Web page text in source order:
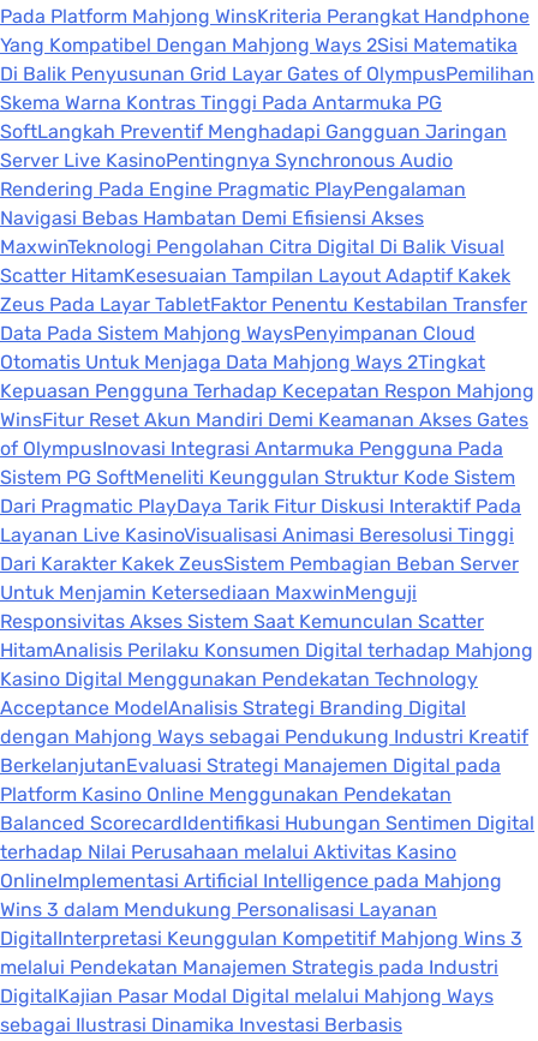
Pada Platform Mahjong WinsKriteria Perangkat Handphone
Yang Kompatibel Dengan Mahjong Ways 2Sisi Matematika
Di Balik Penyusunan Grid Layar Gates of OlympusPemilihan
Skema Warna Kontras Tinggi Pada Antarmuka PG
SoftLangkah Preventif Menghadapi Gangguan Jaringan
Server Live KasinoPentingnya Synchronous Audio
Rendering Pada Engine Pragmatic PlayPengalaman
Navigasi Bebas Hambatan Demi Efisiensi Akses
MaxwinTeknologi Pengolahan Citra Digital Di Balik Visual
Scatter HitamKesesuaian Tampilan Layout Adaptif Kakek
Zeus Pada Layar TabletFaktor Penentu Kestabilan Transfer
Data Pada Sistem Mahjong WaysPenyimpanan Cloud
Otomatis Untuk Menjaga Data Mahjong Ways 2Tingkat
Kepuasan Pengguna Terhadap Kecepatan Respon Mahjong
WinsFitur Reset Akun Mandiri Demi Keamanan Akses Gates
of OlympusInovasi Integrasi Antarmuka Pengguna Pada
Sistem PG SoftMeneliti Keunggulan Struktur Kode Sistem
Dari Pragmatic PlayDaya Tarik Fitur Diskusi Interaktif Pada
Layanan Live KasinoVisualisasi Animasi Beresolusi Tinggi
Dari Karakter Kakek ZeusSistem Pembagian Beban Server
Untuk Menjamin Ketersediaan MaxwinMenguji
Responsivitas Akses Sistem Saat Kemunculan Scatter
HitamAnalisis Perilaku Konsumen Digital terhadap Mahjong
Kasino Digital Menggunakan Pendekatan Technology
Acceptance ModelAnalisis Strategi Branding Digital
dengan Mahjong Ways sebagai Pendukung Industri Kreatif
BerkelanjutanEvaluasi Strategi Manajemen Digital pada
Platform Kasino Online Menggunakan Pendekatan
Balanced ScorecardIdentifikasi Hubungan Sentimen Digital
terhadap Nilai Perusahaan melalui Aktivitas Kasino
OnlineImplementasi Artificial Intelligence pada Mahjong
Wins 3 dalam Mendukung Personalisasi Layanan
DigitalInterpretasi Keunggulan Kompetitif Mahjong Wins 3
melalui Pendekatan Manajemen Strategis pada Industri
DigitalKajian Pasar Modal Digital melalui Mahjong Ways
sebagai Ilustrasi Dinamika Investasi Berbasis